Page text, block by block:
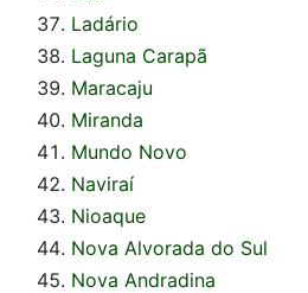
Ladário
Laguna Carapã
Maracaju
Miranda
Mundo Novo
Naviraí
Nioaque
Nova Alvorada do Sul
Nova Andradina